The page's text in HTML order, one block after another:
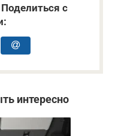
с
интересно